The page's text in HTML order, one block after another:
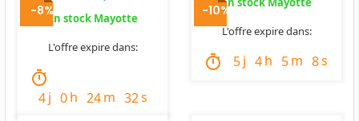
En stock Mayotte
L'offre expire dans:
timer
4j 0h 24m 31s
L'offre expire dans:
timer 5j 4h 5m 7s
-8% -10%